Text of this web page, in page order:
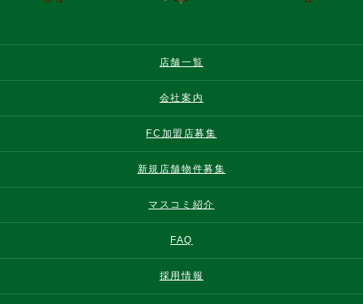
店舗一覧
会社案内
FC加盟店募集
新規店舗物件募集
マスコミ紹介
FAQ
採用情報